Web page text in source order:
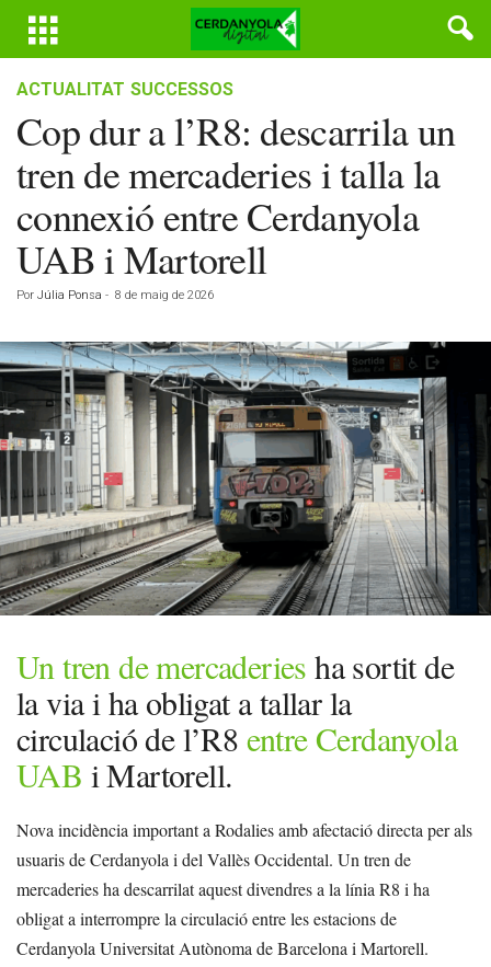
ACTUALITAT SUCCESSOS
Cop dur a l’R8: descarrila un
tren de mercaderies i talla la
connexió entre Cerdanyola
UAB i Martorell
Por Júlia Ponsa - 8 de maig de 2026
Un tren de mercaderies ha sortit de
la via i ha obligat a tallar la
circulació de l’R8 entre Cerdanyola
UAB i Martorell.
Nova incidència important a Rodalies amb afectació directa per als
usuaris de Cerdanyola i del Vallès Occidental. Un tren de
mercaderies ha descarrilat aquest divendres a la línia R8 i ha
obligat a interrompre la circulació entre les estacions de
Cerdanyola Universitat Autònoma de Barcelona i Martorell.